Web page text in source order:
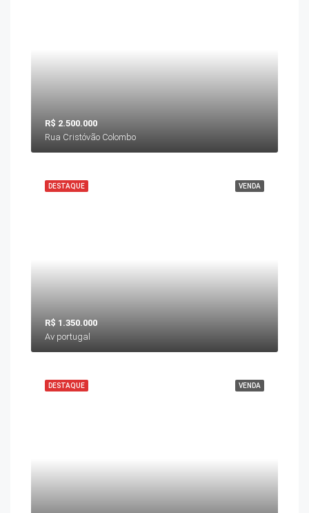
R$ 2.500.000
Rua Cristóvão Colombo
VENDA
DESTAQUE
R$ 1.350.000
Av portugal
VENDA
DESTAQUE